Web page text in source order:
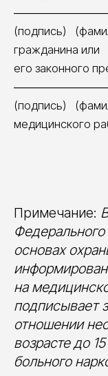
(подпись)
гражданина или
его законного
(подпись)
медицинского
"__"
(дата
Примечание:
основах
на
подписывает
отношении
возрасте до
больного